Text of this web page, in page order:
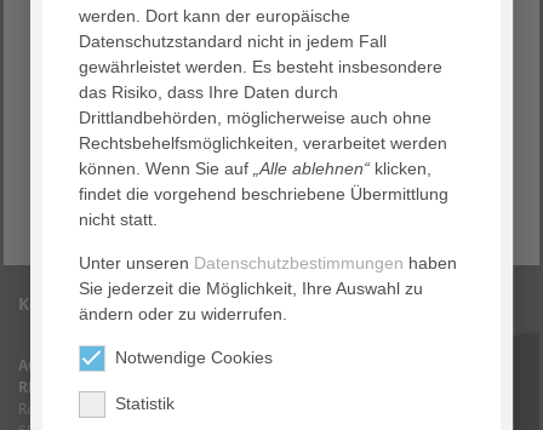
Ich möchte meine Meinung zu der folgenden Einrichtung
abgeben:
AGAPLESION DIAKONIESTATION KRAICHTAL
AGAPLESION GEMEINDEPFLEGEHAUS MAUER
AGAPLESION HAUS KURPFALZ
AGAPLESION HAUS SILBERBERG
Kontakt
AGAPLESION BETHANIEN DIAKONIE
RHEIN-NECKAR gGmbH
Rohrbacher Straße 149
werden. Dort kann der europäische
Datenschutzstandard nicht in jedem Fall
gewährleistet werden. Es besteht insbesondere
das Risiko, dass Ihre Daten durch
Drittlandbehörden, möglicherweise auch ohne
Rechtsbehelfsmöglichkeiten, verarbeitet werden
können. Wenn Sie auf „Alle ablehnen“ klicken,
findet die vorgehend beschriebene Übermittlung
nicht statt.
Unter unseren Datenschutzbestimmungen haben
Sie jederzeit die Möglichkeit, Ihre Auswahl zu
ändern oder zu widerrufen.
Notwendige Cookies
Statistik